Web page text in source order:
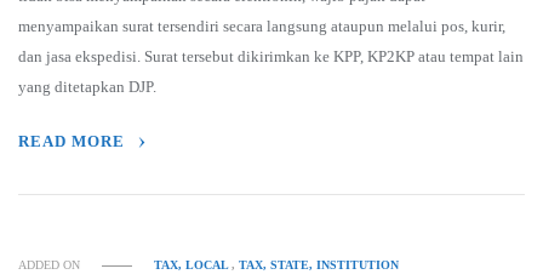
menyampaikan surat tersendiri secara langsung ataupun melalui pos, kurir,
dan jasa ekspedisi. Surat tersebut dikirimkan ke KPP, KP2KP atau tempat lain
yang ditetapkan DJP.
READ MORE
ADDED ON TAX, LOCAL,TAX, STATE, INSTITUTION